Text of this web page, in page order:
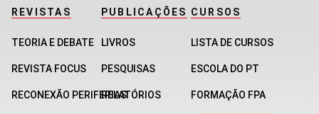
REVISTAS
TEORIA E DEBATE
REVISTA FOCUS
RECONEXÃO PERIFERIAS
PUBLICAÇÕES
LIVROS
PESQUISAS
RELATÓRIOS
CURSOS
LISTA DE CURSOS
ESCOLA DO PT
FORMAÇÃO FPA